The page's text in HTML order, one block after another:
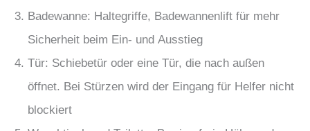
Badewanne: Haltegriffe, Badewannenlift für mehr
Sicherheit beim Ein- und Ausstieg
Tür: Schiebetür oder eine Tür, die nach außen
öffnet. Bei Stürzen wird der Eingang für Helfer nicht
blockiert